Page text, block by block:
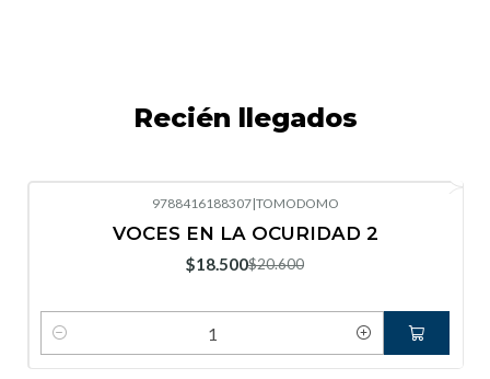
Recién llegados
9788416188307|TOMODOMO
VOCES EN LA OCURIDAD 2
$18.500$20.600
Cantidad